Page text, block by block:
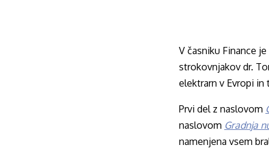
V časniku Finance
strokovnjakov dr.
elektrarn v Evropi in
Prvi del z naslovom
naslovom Gradnja
namenjena vsem